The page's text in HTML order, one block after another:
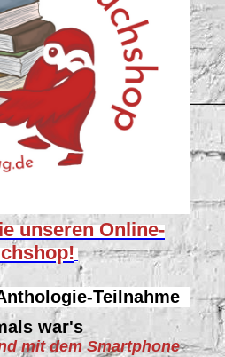
unserenOnline-
Teilnahme
war's
mit dem Smartphone